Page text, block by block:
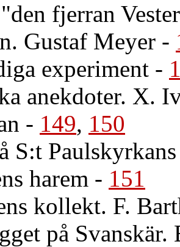
fjerran
Gustaf Meyer -
experiment -
anekdoter. X.
- 149, 150
S:t
harem - 151
kollekt. F.
på Svanskär.